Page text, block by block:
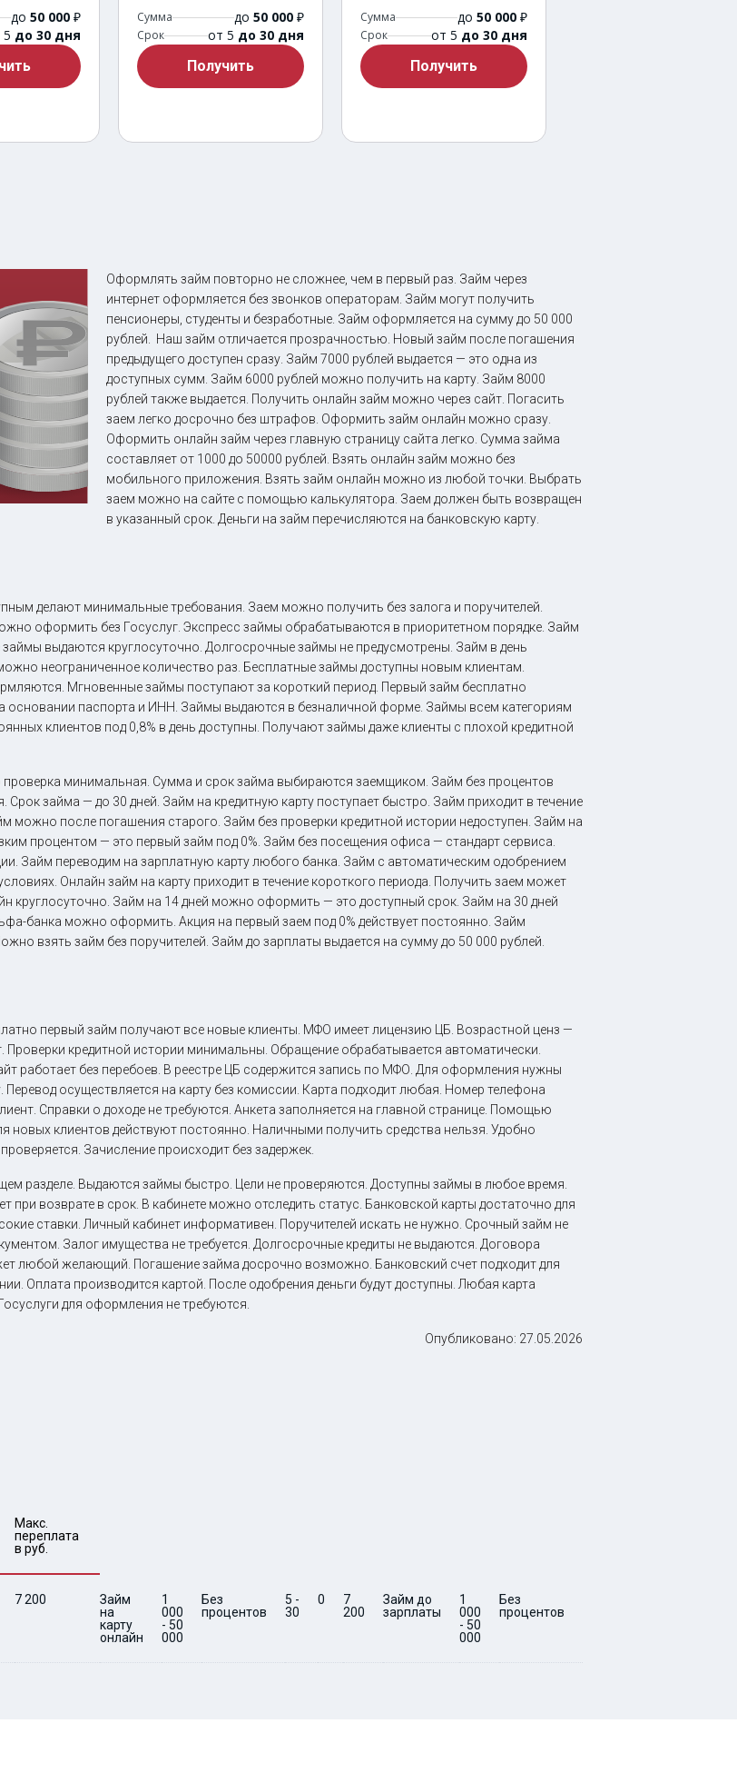
до 50 000 ₽
5 до 30 дня
Сумма до 50 000 ₽
Срок от 5 до 30 дня
Получить
Сумма до 50 000 ₽
Срок от 5 до 30 дня
Получить
Оформлять займ повторно не сложнее, чем в первый раз. Займ через
интернет оформляется без звонков операторам. Займ могут получить
пенсионеры, студенты и безработные. Займ оформляется на сумму до 50 000
рублей. Наш займ отличается прозрачностью. Новый займ после погашения
предыдущего доступен сразу. Займ 7000 рублей выдается — это одна из
доступных сумм. Займ 6000 рублей можно получить на карту. Займ 8000
рублей также выдается. Получить онлайн займ можно через сайт. Погасить
заем легко досрочно без штрафов. Оформить займ онлайн можно сразу.
Оформить онлайн займ через главную страницу сайта легко. Сумма займа
составляет от 1000 до 50000 рублей. Взять онлайн займ можно без
мобильного приложения. Взять займ онлайн можно из любой точки. Выбрать
заем можно на сайте с помощью калькулятора. Заем должен быть возвращен
в указанный срок. Деньги на займ перечисляются на банковскую карту.
делают минимальные требования. Заем можно получить без залога и поручителей.
оформить без Госуслуг. Экспресс займы обрабатываются в приоритетном порядке. Займ
выдаются круглосуточно. Долгосрочные займы не предусмотрены. Займ в день
неограниченное количество раз. Бесплатные займы доступны новым клиентам.
Мгновенные займы поступают за короткий период. Первый займ бесплатно
основании паспорта и ИНН. Займы выдаются в безналичной форме. Займы всем категориям
клиентов под 0,8% в день доступны. Получают займы даже клиенты с плохой кредитной
проверка минимальная. Сумма и срок займа выбираются заемщиком. Займ без процентов
займа — до 30 дней. Займ на кредитную карту поступает быстро. Займ приходит в течение
можно после погашения старого. Займ без проверки кредитной истории недоступен. Займ на
процентом — это первый займ под 0%. Займ без посещения офиса — стандарт сервиса.
Займ переводим на зарплатную карту любого банка. Займ с автоматическим одобрением
Онлайн займ на карту приходит в течение короткого периода. Получить заем может
круглосуточно. Займ на 14 дней можно оформить — это доступный срок. Займ на 30 дней
банка можно оформить. Акция на первый заем под 0% действует постоянно. Займ
взять займ без поручителей. Займ до зарплаты выдается на сумму до 50 000 рублей.
первый займ получают все новые клиенты. МФО имеет лицензию ЦБ. Возрастной ценз —
Проверки кредитной истории минимальны. Обращение обрабатывается автоматически.
работает без перебоев. В реестре ЦБ содержится запись по МФО. Для оформления нужны
осуществляется на карту без комиссии. Карта подходит любая. Номер телефона
Справки о доходе не требуются. Анкета заполняется на главной странице. Помощью
клиентов действуют постоянно. Наличными получить средства нельзя. Удобно
Зачисление происходит без задержек.
разделе. Выдаются займы быстро. Цели не проверяются. Доступны займы в любое время.
возврате в срок. В кабинете можно отследить статус. Банковской карты достаточно для
ставки. Личный кабинет информативен. Поручителей искать не нужно. Срочный займ не
Залог имущества не требуется. Долгосрочные кредиты не выдаются. Договора
любой желающий. Погашение займа досрочно возможно. Банковский счет подходит для
Оплата производится картой. После одобрения деньги будут доступны. Любая карта
для оформления не требуются.
Опубликовано: 27.05.2026
Макс.
переплата
в руб.
7 200
Займ
на
карту
онлайн
1
000
- 50
000
Без
процентов
5 -
30
0
7
200
Займ до
зарплаты
1
000
- 50
000
Без
процентов